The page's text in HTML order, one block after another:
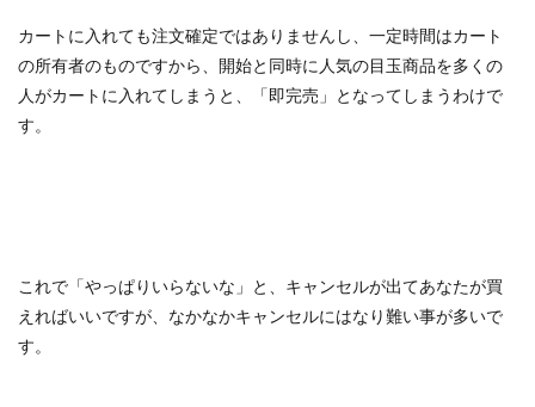
カートに入れても注文確定ではありませんし、一定時間はカート
の所有者のものですから、開始と同時に人気の目玉商品を多くの
人がカートに入れてしまうと、「即完売」となってしまうわけで
す。
これで「やっぱりいらないな」と、キャンセルが出てあなたが買
えればいいですが、なかなかキャンセルにはなり難い事が多いで
す。